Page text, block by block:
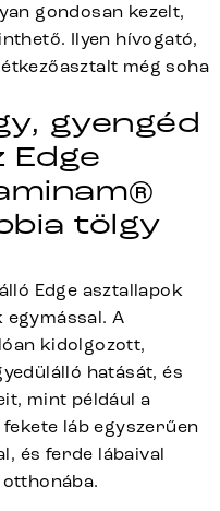
gondosan kezelt,
Ilyen hívogató,
még soha
gyengéd
Edge
tölgy
Edge asztallapok
egymással. A
kidolgozott,
hatását, és
mint például a
láb egyszerűen
és ferde lábaival